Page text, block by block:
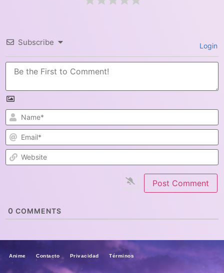
Subscribe Login
0 COMMENTS
Anime Contacto Privacidad Términos